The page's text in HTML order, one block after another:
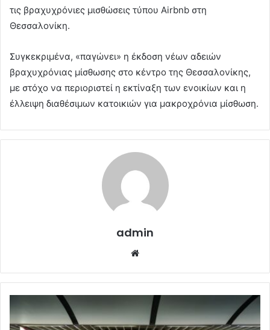
τις βραχυχρόνιες μισθώσεις τύπου Airbnb στη
Θεσσαλονίκη.
Συγκεκριμένα, «παγώνει» η έκδοση νέων αδειών
βραχυχρόνιας μίσθωσης στο κέντρο της Θεσσαλονίκης,
με στόχο να περιοριστεί η εκτίναξη των ενοικίων και η
έλλειψη διαθέσιμων κατοικιών για μακροχρόνια μίσθωση.
admin